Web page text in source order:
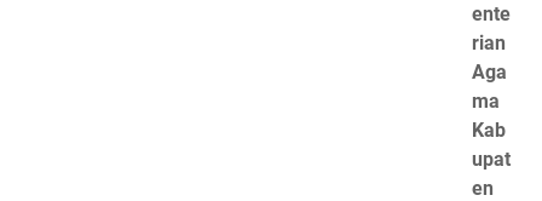
ente
rian
Aga
ma
Kab
upat
en